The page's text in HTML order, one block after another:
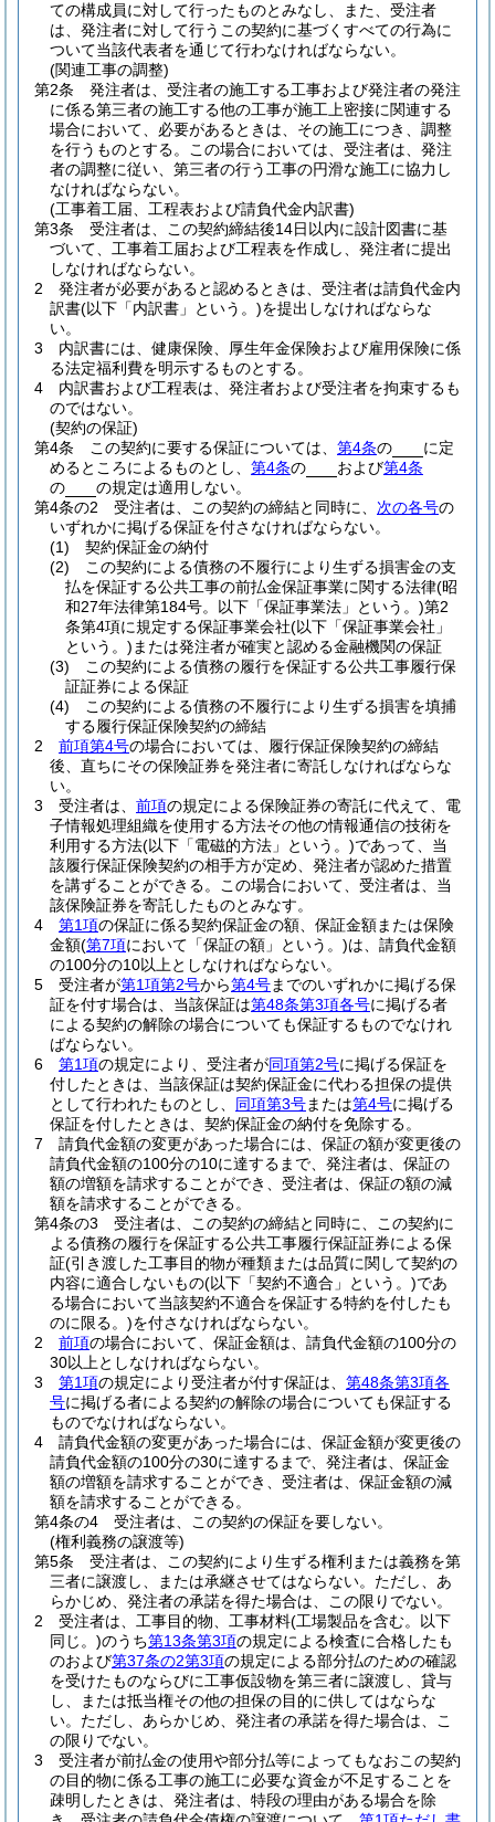
ての構成員に対して行ったものとみなし、また、受注者
は、発注者に対して行うこの契約に基づくすべての行為に
ついて当該代表者を通じて行わなければならない。
(関連工事の調整)
第2条
発注者は、受注者の施工する工事および発注者の発注
に係る第三者の施工する他の工事が施工上密接に関連する
場合において、必要があるときは、その施工につき、調整
を行うものとする。
この場合においては、受注者は、発注
者の調整に従い、第三者の行う工事の円滑な施工に協力し
なければならない。
(工事着工届、工程表および請負代金内訳書)
第3条
受注者は、この契約締結後14日以内に設計図書に基
づいて、工事着工届および工程表を作成し、発注者に提出
しなければならない。
2
発注者が必要があると認めるときは、受注者は請負代金内
訳書(以下「内訳書」という。)を提出しなければならな
い。
3
内訳書には、健康保険、厚生年金保険および雇用保険に係
る法定福利費を明示するものとする。
4
内訳書および工程表は、発注者および受注者を拘束するも
のではない。
(契約の保証)
第4条
この契約に要する保証については、 第4条の
に定
めるところによるものとし、 第4条の および第4条
の
の規定は適用しない。
第4条の2
受注者は、この契約の締結と同時に、 次の各号の
いずれかに掲げる保証を付さなければならない。
(1)
契約保証金の納付
(2)
この契約による債務の不履行により生ずる損害金の支
払を保証する公共工事の前払金保証事業に関する法律(昭
和27年法律第184号。以下「保証事業法」という。)第2
条第4項に規定する保証事業会社(以下「保証事業会社」
という。) または発注者が確実と認める金融機関の保証
(3)
この契約による債務の履行を保証する公共工事履行保
証証券による保証
(4)
この契約による債務の不履行により生ずる損害を填捕
する履行保証保険契約の締結
2
前項第4号の場合においては、履行保証保険契約の締結
後、直ちにその保険証券を発注者に寄託しなければならな
い。
3
受注者は、 前項の規定による保険証券の寄託に代えて、電
子情報処理組織を使用する方法その他の情報通信の技術を
利用する方法(以下「電磁的方法」という。)であって、当
該履行保証保険契約の相手方が定め、発注者が認めた措置
を講ずることができる。
この場合において、受注者は、当
該保険証券を寄託したものとみなす。
4
第1項の保証に係る契約保証金の額、保証金額または保険
金額(第7項において「保証の額」という。)は、請負代金額
の100分の10以上としなければならない。
5
受注者が第1項第2号から第4号までのいずれかに掲げる保
証を付す場合は、当該保証は第48条第3項各号に掲げる者
による契約の解除の場合についても保証するものでなけれ
ばならない。
6
第1項の規定により、受注者が同項第2号に掲げる保証を
付したときは、当該保証は契約保証金に代わる担保の提供
として行われたものとし、 同項第3号または第4号に掲げる
保証を付したときは、契約保証金の納付を免除する。
7
請負代金額の変更があった場合には、保証の額が変更後の
請負代金額の100分の10に達するまで、発注者は、保証の
額の増額を請求することができ、受注者は、保証の額の減
額を請求することができる。
第4条の3
受注者は、この契約の締結と同時に、この契約に
よる債務の履行を保証する公共工事履行保証証券による保
証(引き渡した工事目的物が種類または品質に関して契約の
内容に適合しないもの(以下「契約不適合」という。)であ
る場合において当該契約不適合を保証する特約を付したも
のに限る。)を付さなければならない。
2
前項の場合において、保証金額は、請負代金額の100分の
30以上としなければならない。
3
第1項の規定により受注者が付す保証は、 第48条第3項各
号に掲げる者による契約の解除の場合についても保証する
ものでなければならない。
4
請負代金額の変更があった場合には、保証金額が変更後の
請負代金額の100分の30に達するまで、発注者は、保証金
額の増額を請求することができ、受注者は、保証金額の減
額を請求することができる。
第4条の4
受注者は、この契約の保証を要しない。
(権利義務の譲渡等)
第5条
受注者は、この契約により生ずる権利または義務を第
三者に譲渡し、または承継させてはならない。 ただし、あ
らかじめ、発注者の承諾を得た場合は、この限りでない。
2
受注者は、工事目的物、工事材料(工場製品を含む。以下
同じ。)のうち第13条第3項の規定による検査に合格したも
のおよび第37条の2第3項の規定による部分払のための確認
を受けたものならびに工事仮設物を第三者に譲渡し、貸与
し、または抵当権その他の担保の目的に供してはならな
い。 ただし、あらかじめ、発注者の承諾を得た場合は、こ
の限りでない。
3
受注者が前払金の使用や部分払等によってもなおこの契約
の目的物に係る工事の施工に必要な資金が不足することを
疎明したときは、発注者は、特段の理由がある場合を除